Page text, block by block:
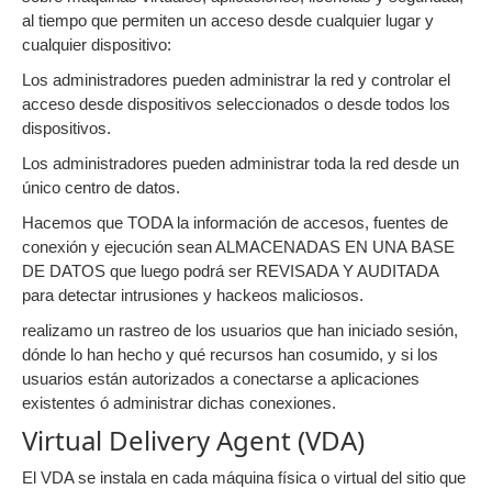
al tiempo que permiten un acceso desde cualquier lugar y
cualquier dispositivo:
Los administradores pueden administrar la red y controlar el
acceso desde dispositivos seleccionados o desde todos los
dispositivos.
Los administradores pueden administrar toda la red desde un
único centro de datos.
Hacemos que TODA la información de accesos, fuentes de
conexión y ejecución sean ALMACENADAS EN UNA BASE
DE DATOS que luego podrá ser REVISADA Y AUDITADA
para detectar intrusiones y hackeos maliciosos.
realizamo un rastreo de los usuarios que han iniciado sesión,
dónde lo han hecho y qué recursos han cosumido, y si los
usuarios están autorizados a conectarse a aplicaciones
existentes ó administrar dichas conexiones.
Virtual Delivery Agent (VDA)
El VDA se instala en cada máquina física o virtual del sitio que